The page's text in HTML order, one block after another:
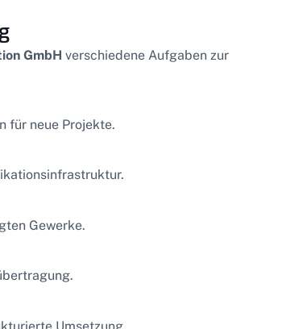
GmbH verschiedene Aufgaben zur
für neue Projekte.
Gewerke.
Umsetzung.